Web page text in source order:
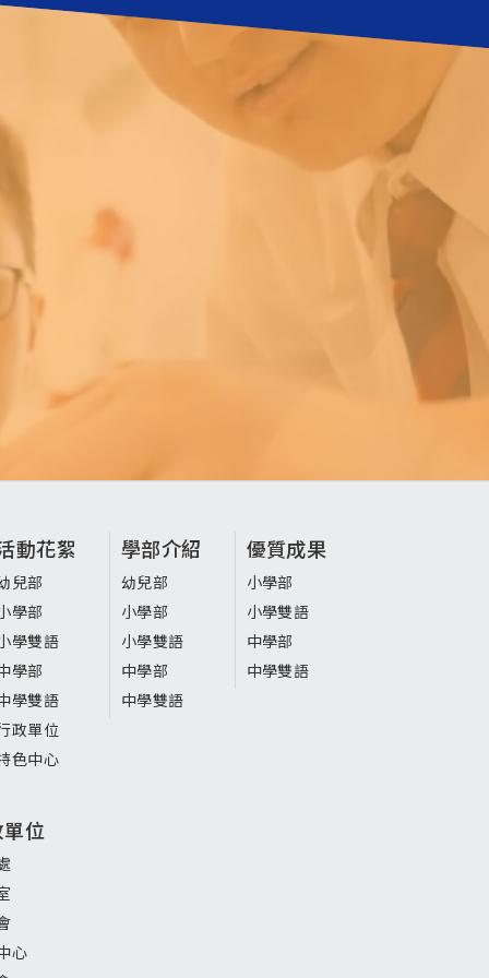
動花絮
兒部
學部
學雙語
學部
學雙語
政單位
色中心
學部介紹
幼兒部
小學部
小學雙語
中學部
中學雙語
優質成果
小學部
小學雙語
中學部
中學雙語
位
心